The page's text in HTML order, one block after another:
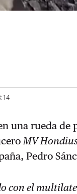
una rueda de
MV
Pedro
con el